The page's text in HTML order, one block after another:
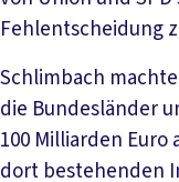
Fehlentscheidung
Schlimbach
die Bundesländer
100 Milliarden
dort bestehenden